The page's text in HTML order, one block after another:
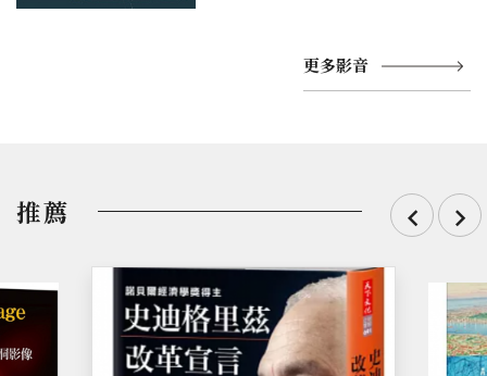
更多影音
推薦